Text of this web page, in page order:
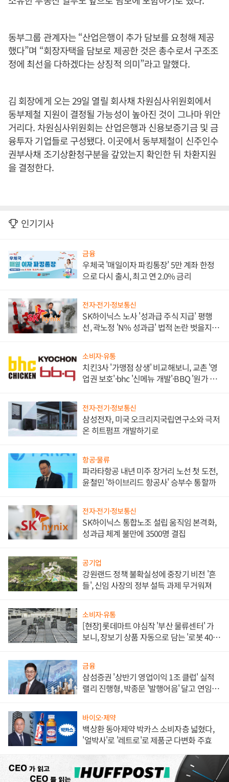
동부그룹 관계자는 “산업은행이 추가 담보를 요청해 제공
했다”며 “회장자택을 담보로 제공한 것은 총수로서 구조조
정에 최선을 다하겠다는 상징적 의미”라고 말했다.
김 회장에게 오는 29일 열릴 회사채 차원심사위원회에서
동부제철 지원이 결정될 가능성이 높아진 것이 그나마 위안
거리다. 차원심사위원회는 산업은행과 신용보증기금 및 금
융투자 기업들로 구성됐다. 이곳에서 동부제철이 신주인수
권부사채 조기상환청구분을 갚았는지 확인한 뒤 차환지원
을 결정한다.
인기기사
금융
우체국 '매일이자 파킹통장' 5만 계좌 한정
으로 다시 출시, 최고 연 2.0% 금리
전자·전기·정보통신
SK하이닉스 노사 '성과급 주식 지급' 평행
선, 곽노정 'N% 성과급' 법적 논란 벗을지 주
소비자·유통
치킨3사 '가맹점 상생' 비교해보니, 교촌 '영
업권 보호'·bhc '신메뉴 개발'·BBQ '원가 부
전자·전기·정보통신
삼성전자, 미국 오크리지국립연구소와 극저
온 히트펌프 개발하기로
항공·물류
파라타항공 내년 미주 장거리 노선 첫 도전,
윤철민 '하이브리드 항공사' 승부수 통할까
전자·전기·정보통신
SK하이닉스 통합노조 설립 움직임 본격화,
성과급 체계 불만에 3500명 결집
공기업
강원랜드 정책 불확실성에 중장기 비전 '흔
들', 신임 사장의 정부 설득 과제 무거워져
소비자·유통
[현장] 롯데마트 야심작 '부산 물류센터' 가
보니, 장보기 상품 자동으로 담는 '로봇 400
금융
삼섬증권 '상반기 영업이익 1조 클럽' 실적
랠리 진행형, 박종문 '발행어음' 달고 연임 향
바이오·제약
백상환 동아제약 박카스 소비자층 넓혔다,
'얼박사'로 '레트로'로 제품군 다변화 주효